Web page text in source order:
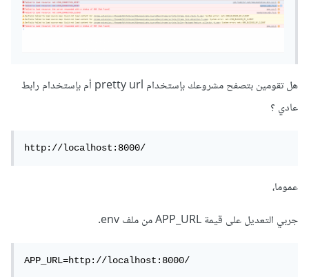
هل تقومين بتصفح مشروعك بإستخدام pretty url أم بإستخدام رابط
عادي ؟
http://localhost:8000/
عموما،
جربي التعديل على قيمة APP_URL من ملف env.
APP_URL=http://localhost:8000/